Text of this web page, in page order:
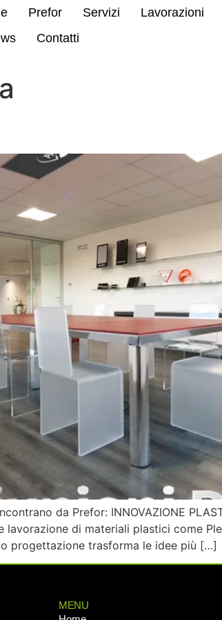
Prefor Servizi Lavorazioni
Contatti
da Prefor: INNOVAZIONE
di materiali plastici come
progettazione trasforma le idee più […]
MENU